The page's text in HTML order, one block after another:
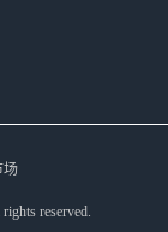
场
reserved.